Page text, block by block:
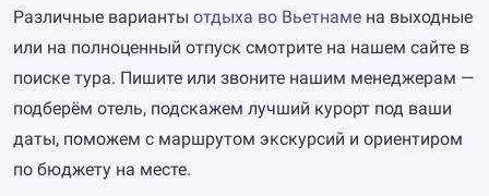
Различные варианты отдыха во Вьетнаме на выходные
или на полноценный отпуск смотрите на нашем сайте в
поиске тура. Пишите или звоните нашим менеджерам —
подберём отель, подскажем лучший курорт под ваши
даты, поможем с маршрутом экскурсий и ориентиром
по бюджету на месте.